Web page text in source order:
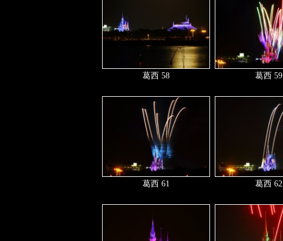
葛西 58 葛西 59
葛西 61 葛西 62